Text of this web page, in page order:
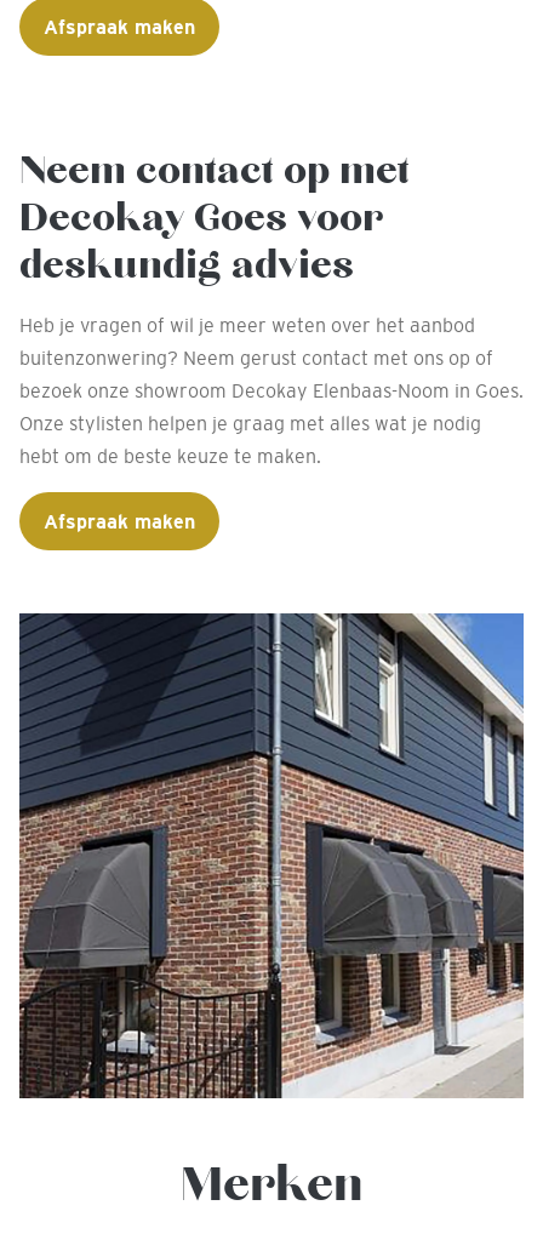
Afspraak maken
Neem contact op met
Decokay Goes voor
deskundig advies
Heb je vragen of wil je meer weten over het aanbod
buitenzonwering? Neem gerust contact met ons op of
bezoek onze showroom Decokay Elenbaas-Noom in Goes.
Onze stylisten helpen je graag met alles wat je nodig
hebt om de beste keuze te maken.
Afspraak maken
Merken